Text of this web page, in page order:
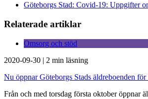
Göteborgs Stad: Covid-19: Uppgifter
Relaterade artiklar
Omsorg och stöd
2020-09-30 | 2 min läsning
Nu öppnar Göteborgs Stads äldreboenden för
Från och med torsdag första oktober öppnar